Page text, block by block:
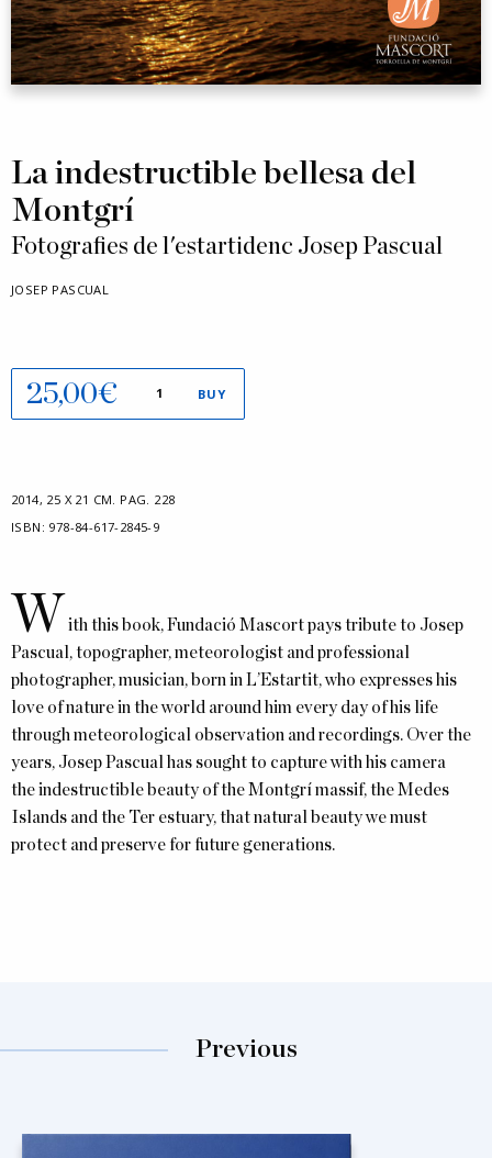
La indestructible bellesa del
Montgrí
Fotografies de l'estartidenc Josep Pascual
JOSEP PASCUAL
25,00€
Montgrí
quantity
BUY
2014, 25 X 21 CM. PAG. 228
ISBN: 978-84-617-2845-9
W ith this book, Fundació Mascort pays tribute to Josep
Pascual, topographer, meteorologist and professional
photographer, musician, born in L’Estartit, who expresses his
love of nature in the world around him every day of his life
through meteorological observation and recordings. Over the
years, Josep Pascual has sought to capture with his camera
theindestructible beauty of the Montgrí massif, the Medes
Islands and the Ter estuary, that natural beauty we must
protect and preserve for future generations.
Previous